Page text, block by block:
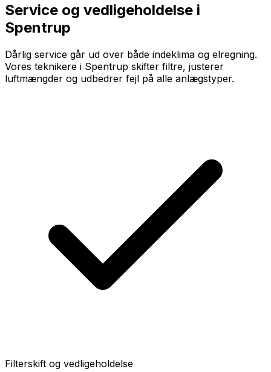
Service og vedligeholdelse i
Spentrup
Dårlig service går ud over både indeklima og elregning.
Vores teknikere i Spentrup skifter filtre, justerer
luftmængder og udbedrer fejl på alle anlægstyper.
Filterskift og vedligeholdelse